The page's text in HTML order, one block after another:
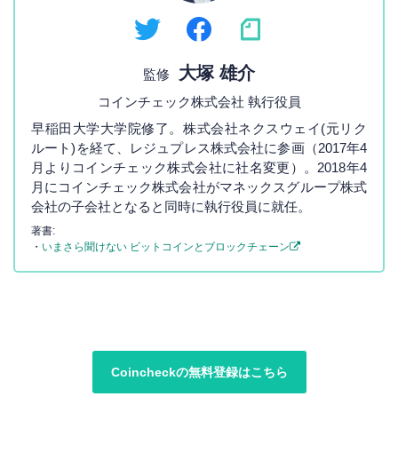
監修 大塚 雄介
コインチェック株式会社 執行役員
早稲田大学大学院修了。株式会社ネクスウェイ(元リク
ルート)を経て、レジュプレス株式会社に参画（2017年4
月よりコインチェック株式会社に社名変更）。2018年4
月にコインチェック株式会社がマネックスグループ株式
会社の子会社となると同時に執行役員に就任。
著書:
・ いまさら聞けない ビットコインとブロックチェーン
Coincheckの無料登録はこちら